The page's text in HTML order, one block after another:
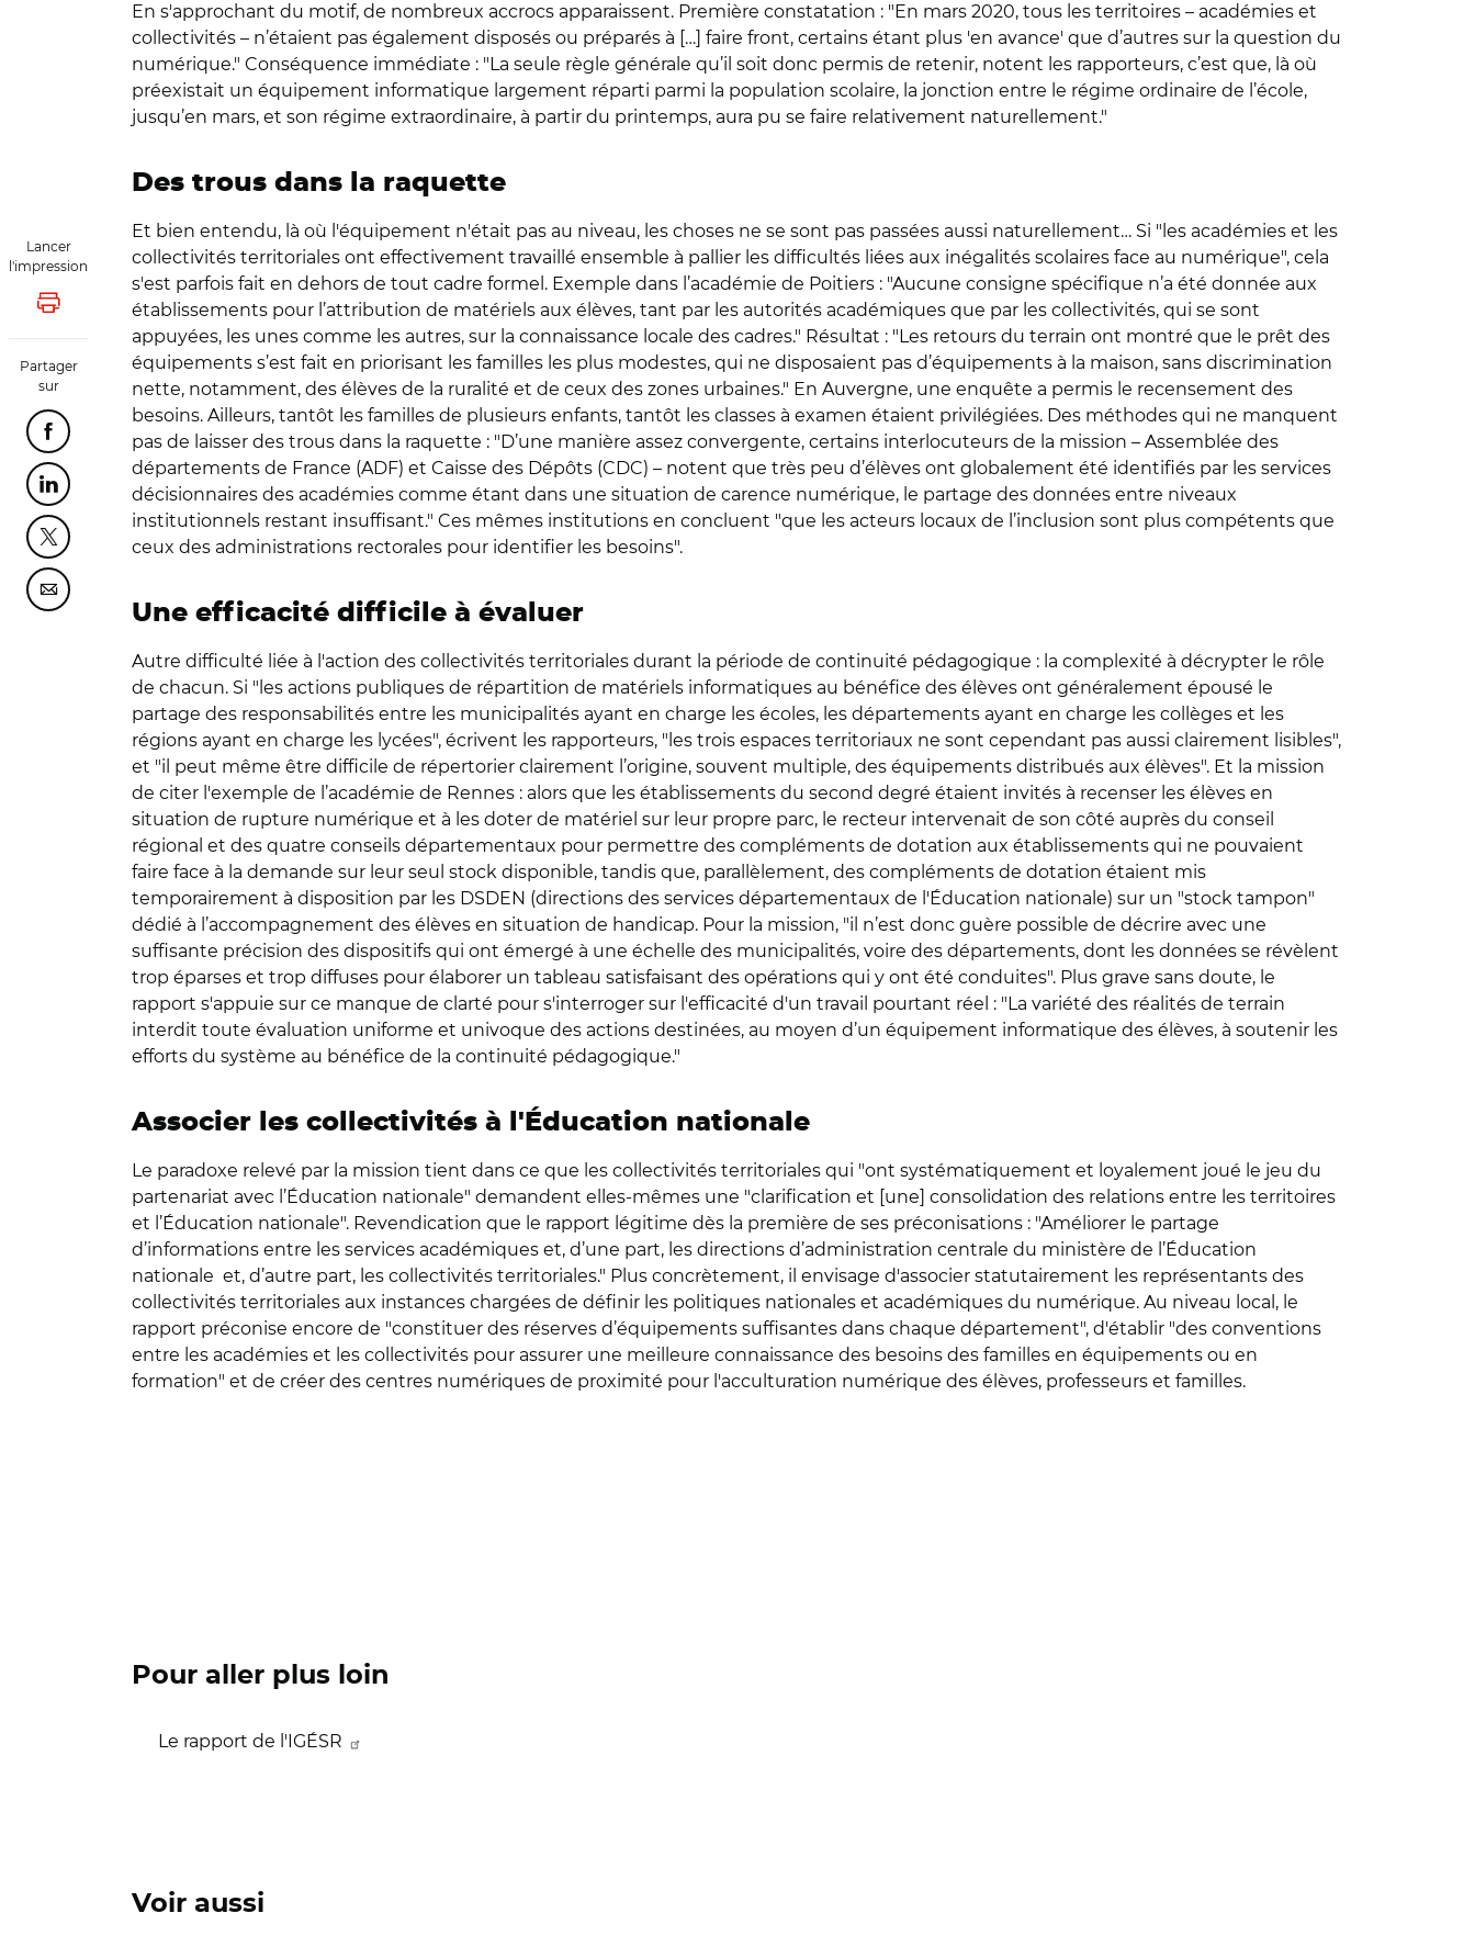
Lancer
l'impression
Lancer l'impression
Partager
sur
Partager cette page sur Facebook
Partager cette page sur Linkedin
Partager cette page sur Twitter
Partager cette page sur Courriel
En s'approchant du motif, de nombreux accrocs apparaissent. Première constatation : "En mars 2020, tous les territoires – académies et
collectivités – n’étaient pas également disposés ou préparés à […] faire front, certains étant plus 'en avance' que d’autres sur la question du
numérique." Conséquence immédiate : "La seule règle générale qu’il soit donc permis de retenir, notent les rapporteurs, c’est que, là où
préexistait un équipement informatique largement réparti parmi la population scolaire, la jonction entre le régime ordinaire de l’école,
jusqu’en mars, et son régime extraordinaire, à partir du printemps, aura pu se faire relativement naturellement."
Des trous dans la raquette
Et bien entendu, là où l'équipement n'était pas au niveau, les choses ne se sont pas passées aussi naturellement… Si "les académies et les
collectivités territoriales ont effectivement travaillé ensemble à pallier les difficultés liées aux inégalités scolaires face au numérique", cela
s'est parfois fait en dehors de tout cadre formel. Exemple dans l’académie de Poitiers : "Aucune consigne spécifique n’a été donnée aux
établissements pour l’attribution de matériels aux élèves, tant par les autorités académiques que par les collectivités, qui se sont
appuyées, les unes comme les autres, sur la connaissance locale des cadres." Résultat : "Les retours du terrain ont montré que le prêt des
équipements s’est fait en priorisant les familles les plus modestes, qui ne disposaient pas d’équipements à la maison, sans discrimination
nette, notamment, des élèves de la ruralité et de ceux des zones urbaines." En Auvergne, une enquête a permis le recensement des
besoins. Ailleurs, tantôt les familles de plusieurs enfants, tantôt les classes à examen étaient privilégiées. Des méthodes qui ne manquent
pas de laisser des trous dans la raquette : "D’une manière assez convergente, certains interlocuteurs de la mission – Assemblée des
départements de France (ADF) et Caisse des Dépôts (CDC) – notent que très peu d’élèves ont globalement été identifiés par les services
décisionnaires des académies comme étant dans une situation de carence numérique, le partage des données entre niveaux
institutionnels restant insuffisant." Ces mêmes institutions en concluent "que les acteurs locaux de l’inclusion sont plus compétents que
ceux des administrations rectorales pour identifier les besoins".
Une efficacité difficile à évaluer
Autre difficulté liée à l'action des collectivités territoriales durant la période de continuité pédagogique : la complexité à décrypter le rôle
de chacun. Si "les actions publiques de répartition de matériels informatiques au bénéfice des élèves ont généralement épousé le
partage des responsabilités entre les municipalités ayant en charge les écoles, les départements ayant en charge les collèges et les
régions ayant en charge les lycées", écrivent les rapporteurs, "les trois espaces territoriaux ne sont cependant pas aussi clairement lisibles",
et "il peut même être difficile de répertorier clairement l’origine, souvent multiple, des équipements distribués aux élèves". Et la mission
de citer l'exemple de l’académie de Rennes : alors que les établissements du second degré étaient invités à recenser les élèves en
situation de rupture numérique et à les doter de matériel sur leur propre parc, le recteur intervenait de son côté auprès du conseil
régional et des quatre conseils départementaux pour permettre des compléments de dotation aux établissements qui ne pouvaient
faire face à la demande sur leur seul stock disponible, tandis que, parallèlement, des compléments de dotation étaient mis
temporairement à disposition par les DSDEN (directions des services départementaux de l'Éducation nationale) sur un "stock tampon"
dédié à l’accompagnement des élèves en situation de handicap. Pour la mission, "il n’est donc guère possible de décrire avec une
suffisante précision des dispositifs qui ont émergé à une échelle des municipalités, voire des départements, dont les données se révèlent
trop éparses et trop diffuses pour élaborer un tableau satisfaisant des opérations qui y ont été conduites". Plus grave sans doute, le
rapport s'appuie sur ce manque de clarté pour s'interroger sur l'efficacité d'un travail pourtant réel : "La variété des réalités de terrain
interdit toute évaluation uniforme et univoque des actions destinées, au moyen d’un équipement informatique des élèves, à soutenir les
efforts du système au bénéfice de la continuité pédagogique."
Associer les collectivités à l'Éducation nationale
Le paradoxe relevé par la mission tient dans ce que les collectivités territoriales qui "ont systématiquement et loyalement joué le jeu du
partenariat avec l’Éducation nationale" demandent elles-mêmes une "clarification et [une] consolidation des relations entre les territoires
et l’Éducation nationale". Revendication que le rapport légitime dès la première de ses préconisations : "Améliorer le partage
d’informations entre les services académiques et, d’une part, les directions d’administration centrale du ministère de l’Éducation
nationale et, d’autre part, les collectivités territoriales." Plus concrètement, il envisage d'associer statutairement les représentants des
collectivités territoriales aux instances chargées de définir les politiques nationales et académiques du numérique. Au niveau local, le
rapport préconise encore de "constituer des réserves d’équipements suffisantes dans chaque département", d'établir "des conventions
entre les académies et les collectivités pour assurer une meilleure connaissance des besoins des familles en équipements ou en
formation" et de créer des centres numériques de proximité pour l'acculturation numérique des élèves, professeurs et familles.
Pour aller plus loin
Le rapport de l'IGÉSR
Voir aussi